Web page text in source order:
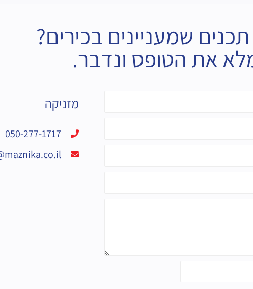
שמעניינים בכירים?
את הטופס ונדבר.
מזניקה
050-277-1717